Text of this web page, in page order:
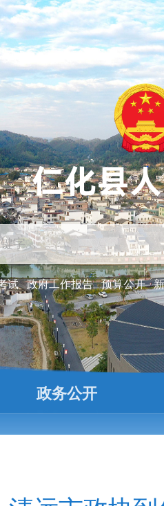
试 政府工作报告 预算公开
政务公开